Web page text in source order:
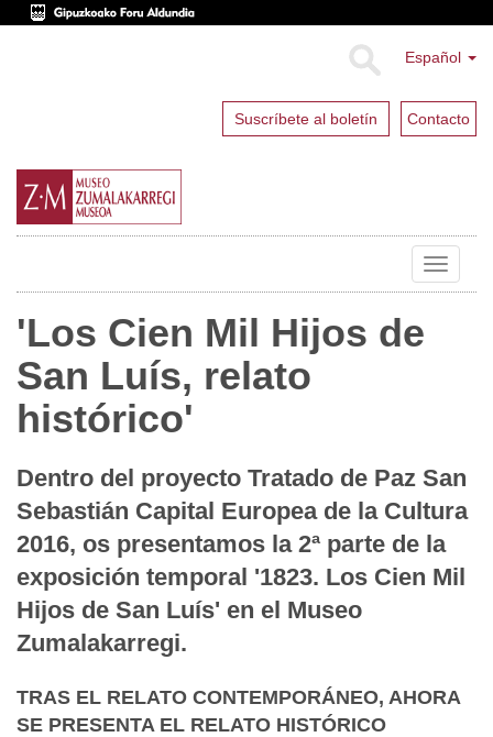
Español
Suscríbete al boletín Contacto
Toggle
'Los Cien Mil Hijos de
San Luís, relato
histórico'
Dentro del proyecto Tratado de Paz San
Sebastián Capital Europea de la Cultura
2016, os presentamos la 2ª parte de la
exposición temporal '1823. Los Cien Mil
Hijos de San Luís' en el Museo
Zumalakarregi.
TRAS EL RELATO CONTEMPORÁNEO, AHORA
SE PRESENTA EL RELATO HISTÓRICO